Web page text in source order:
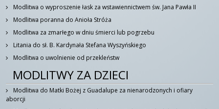
Modlitwa o wyproszenie łask za wstawiennictwem św. Jana Pawła II
Modlitwa poranna do Anioła Stróża
Modlitwa za zmarłego w dniu śmierci lub pogrzebu
Litania do sł. B. Kardynała Stefana Wyszyńskiego
Modlitwa o uwolnienie od przekleństw
MODLITWY ZA DZIECI
Modlitwa do Matki Bożej z Guadalupe za nienarodzonych i ofiary
aborcji